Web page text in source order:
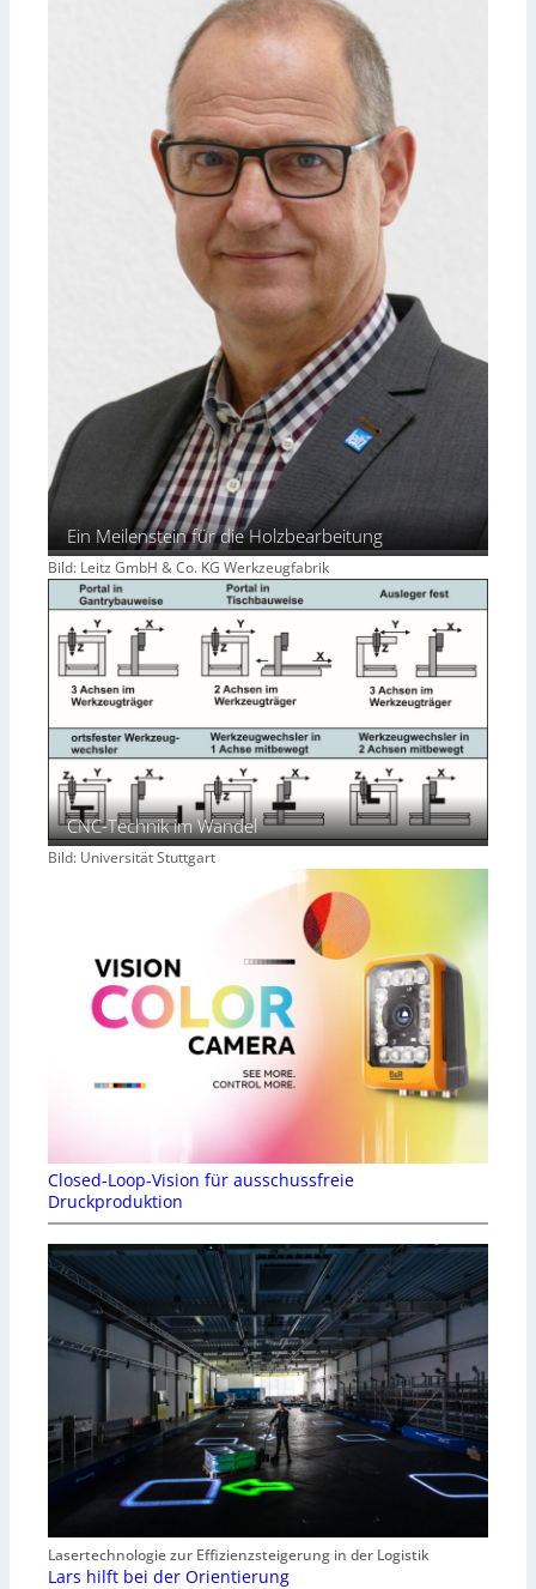
Ein Meilenstein für die Holzbearbeitung
Bild: Leitz GmbH & Co. KG Werkzeugfabrik
CNC-Technik im Wandel
Bild: Universität Stuttgart
Closed-Loop-Vision für ausschussfreie
Druckproduktion
Lasertechnologie zur Effizienzsteigerung in der Logistik
Lars hilft bei der Orientierung